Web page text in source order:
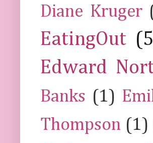
Diane Kruger
EatingOut
Edward
Banks (1)
Thompson (1)